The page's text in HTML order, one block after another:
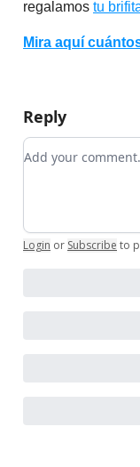
regalamos tu
Mira aquí
Reply
Add your
Login or Subscribe to